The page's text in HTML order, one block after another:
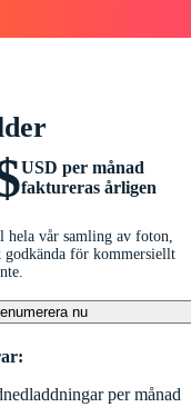
USD per månad
faktureras årligen
vår samling av foton,
för kommersiellt
nu
per månad